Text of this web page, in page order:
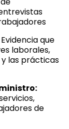
Evidencia que
laborales,
y las prácticas
de